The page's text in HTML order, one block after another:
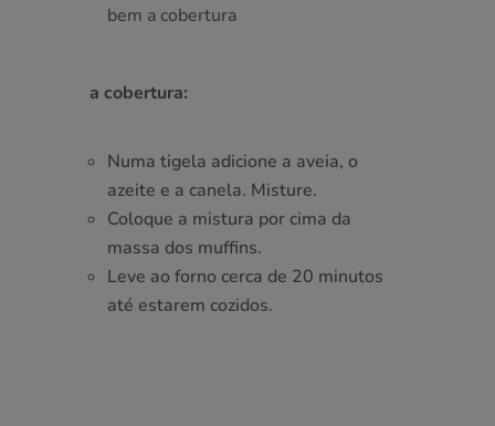
bem a cobertura
a cobertura:
Numa tigela adicione a aveia, o
azeite e a canela. Misture.
Coloque a mistura por cima da
massa dos muffins.
Leve ao forno cerca de 20 minutos
até estarem cozidos.